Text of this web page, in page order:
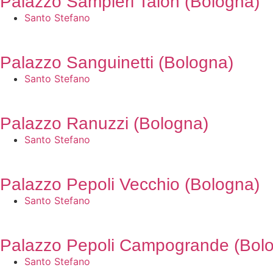
Santo Stefano
Palazzo Sanguinetti (Bologna)
Santo Stefano
Palazzo Ranuzzi (Bologna)
Santo Stefano
Palazzo Pepoli Vecchio (Bologna)
Santo Stefano
Palazzo Pepoli Campogrande
Santo Stefano